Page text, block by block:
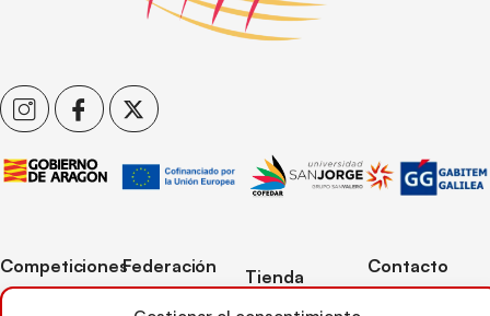
Competiciones
Competiciones
Federación
Tienda
Mi cuenta
Contacto